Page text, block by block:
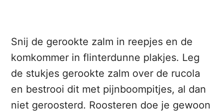
Snij de gerookte zalm in reepjes en de
komkommer in flinterdunne plakjes. Leg
de stukjes gerookte zalm over de rucola
en bestrooi dit met pijnboompitjes, al dan
niet geroosterd. Roosteren doe je gewoon